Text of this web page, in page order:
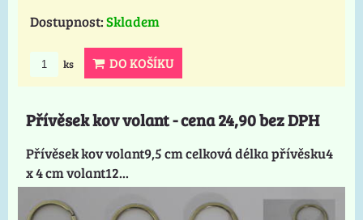
Dostupnost:Skladem
ks DO KOŠÍKU
Přívěsek kov volant - cena 24,90 bez DPH
Přívěsek kov volant9,5 cm celková délka přívěsku4
x 4 cm volant12...